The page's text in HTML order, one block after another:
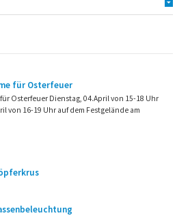
für Osterfeuer
Osterfeuer Dienstag, 04.April von 15-18 Uhr
von 16-19 Uhr auf dem Festgelände am